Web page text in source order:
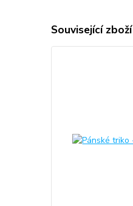
Související zboží